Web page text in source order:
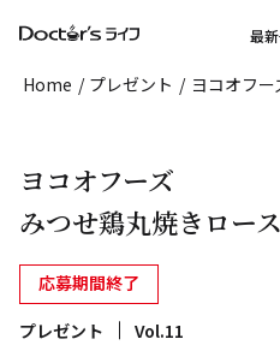
最
Home / プレゼント / ヨコオフ
ヨコオフーズ
みつせ鶏丸焼きロー
応募期間終了
プレゼント
Vol.11